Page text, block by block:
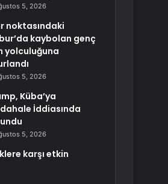
5, 2026
noktasındaki
kaybolan genç
yolculuğuna
5, 2026
Küba’ya
İddiasında
5, 2026
karşı etkin